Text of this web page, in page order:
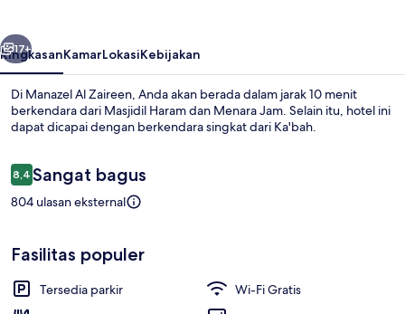
Berikutnya
17+
RingkasanKamarLokasiKebijakan
Di Manazel Al Zaireen, Anda akan berada dalam jarak 10 menit
berkendara dari Masjidil Haram dan Menara Jam. Selain itu, hotel ini
dapat dicapai dengan berkendara singkat dari Ka'bah.
Ulasan
8,48,4 dari 10
Sangat bagus
804 ulasan eksternal
Fasilitas populer
Tersedia parkir
Wi-Fi Gratis